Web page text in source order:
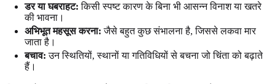
डर या घबराहट: किसी स्पष्ट कारण के बिना भी आसन्न विनाश या खतरे
की भावना।
अभिभूत महसूस करना: जैसे बहुत कुछ संभालना है, जिससे लकवा मार
जाता है।
बचाव: उन स्थितियों, स्थानों या गतिविधियों से बचना जो चिंता को बढ़ाते
हैं।